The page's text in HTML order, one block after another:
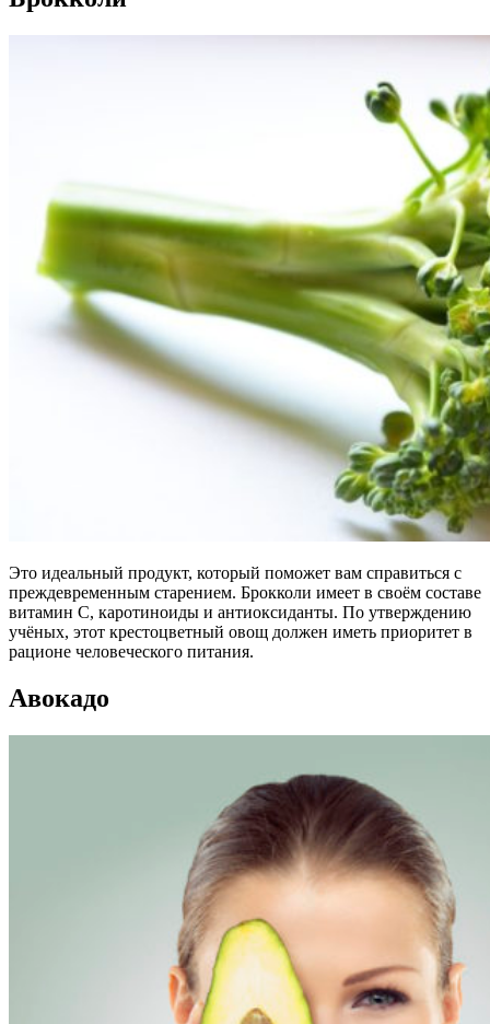
Это идеальный продукт, который поможет вам справиться с
преждевременным старением. Брокколи имеет в своём составе
витамин C, каротиноиды и антиоксиданты. По утверждению
учёных, этот крестоцветный овощ должен иметь приоритет в
рационе человеческого питания.
Авокадо